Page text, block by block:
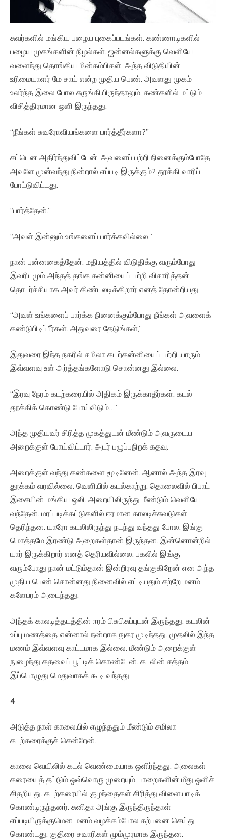
சுவர்களில் மங்கிய பழைய புகைப்படங்கள். கண்ணாடிகளில்
பழைய முகங்களின் நிழல்கள். ஜன்னல்களுக்கு வெளியே
வளைந்து தொங்கிய மின்கம்பிகள். அந்த விடுதியின்
உரிமையாளர் மே சாய் என்ற முதிய பெண். அவளது முகம்
உலர்ந்த இலை போல சுருங்கியிருந்தாலும், கண்களில் மட்டும்
விசித்திரமான ஒளி இருந்தது.
“நீங்கள் சுவரோவியங்களை பார்த்தீர்களா?”
சட்டென அதிர்ந்துவிட்டேன். அவளைப் பற்றி நினைக்கும்போதே
அவளே முன்வந்து நின்றால் எப்படி இருக்கும்? தூக்கி வாரிப்
போட்டுவிட்டது.
“பார்த்தேன்.”
“அவள் இன்னும் உங்களைப் பார்க்கவில்லை.”
நான் புன்னகைத்தேன். மதியத்தில் விடுதிக்கு வரும்போது
இவரிடமும் அந்தத் தங்க கன்னியைப் பற்றி விசாரித்தன்
தொடர்ச்சியாக அவர் கிண்டலடிக்கிறார் எனத் தோன்றியது.
“அவள் உங்களைப் பார்க்க நினைக்கும்போது நீங்கள் அவளைக்
கண்டுபிடிப்பீர்கள். அதுவரை தேடுங்கள்,”
இதுவரை இந்த நகரில் சமிலா கடற்கன்னியைப் பற்றி யாரும்
இவ்வளவு உள் அர்த்தங்களோடு சொன்னது இல்லை.
“இரவு நேரம் கடற்கரையில் அதிகம் இருக்காதீர்கள். கடல்
தூக்கிக் கொண்டு போய்விடும்…”
அந்த முதியவர் சிரித்த முகத்துடன் மீண்டும் அவருடைய
அறைக்குள் போய்விட்டார். அடர் பழுப்புநிறக் கதவு.
அறைக்குள் வந்து கண்களை மூடினேன். ஆனால் அந்த இரவு
தூக்கம் வரவில்லை. வெளியில் கடல்காற்று. தொலைவில் பிபாட்
இசையின் மங்கிய ஒலி. அறையிலிருந்து மீண்டும் வெளியே
வந்தேன். மரப்படிக்கட்டுகளில் ஈரமான காலடிச்சுவடுகள்
தெரிந்தன. யாரோ கடலிலிருந்து நடந்து வந்தது போல. இங்கு
மொத்தமே இரண்டு அறைகள்தான் இருந்தன. இன்னொன்றில்
யார் இருக்கிறார் எனத் தெரியவில்லை. பகலில் இங்கு
வரும்போது நான் மட்டும்தான் இன்றிரவு தங்குகிறேன் என அந்த
முதிய பெண் சொன்னது நினைவில் எட்டியதும் சற்றே மனம்
களேபரம் அடைந்தது.
அந்தக் காலடித்தடத்தின் ஈரம் பிசுபிசுப்புடன் இருந்தது. கடலின்
உப்பு மணத்தை என்னால் நன்றாக நுகர முடிந்தது. முதலில் இந்த
மணம் இவ்வளவு காட்டமாக இல்லை. மீண்டும் அறைக்குள்
நுழைந்து கதவைப் பூட்டிக் கொண்டேன். கடலின் சத்தம்
இப்பொழுது மெதுவாகக் கூடி வந்தது.
4
அடுத்த நாள் காலையில் எழுந்ததும் மீண்டும் சமிலா
கடற்கரைக்குச் சென்றேன்.
காலை வெயிலில் கடல் வெண்மையாக ஒளிர்ந்தது. அலைகள்
கரையைத் தட்டும் ஒவ்வொரு முறையும், பாறைகளின் மீது ஒளிச்
சிதறியது. கடற்கரையில் குழந்தைகள் சிரித்து விளையாடிக்
கொண்டிருந்தனர். சுனிதா அங்கு இருந்திருந்தாள்
எப்படியிருக்குமென மனம் வழக்கம்போல கற்பனை செய்து
கொண்டது. குதிரை சவாரிகள் மும்முரமாக இருந்தன.